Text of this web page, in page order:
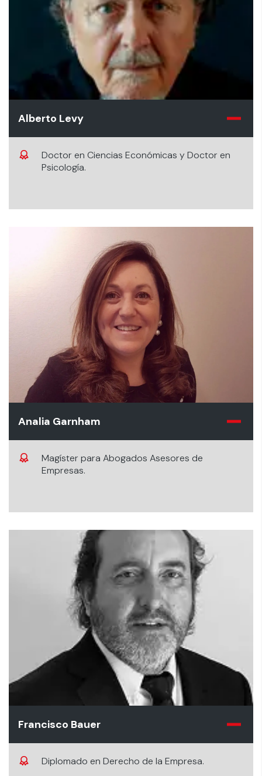
Alberto Levy
Doctor en Ciencias Económicas y Doctor en
Psicología.
Analia Garnham
Magíster para Abogados Asesores de
Empresas.
Francisco Bauer
Diplomado en Derecho de la Empresa.